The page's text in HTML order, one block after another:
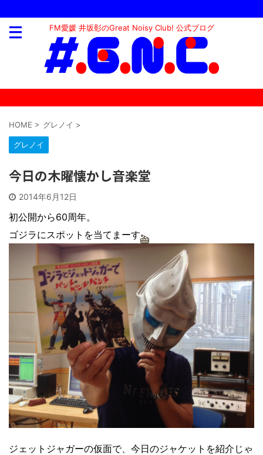
FM愛媛 井坂彰のGreat Noisy Club! 公式ブログ
HOME > グレノイ >
グレノイ
今日の木曜懐かし音楽堂
2014年6月12日
初公開から60周年。
ゴジラにスポットを当てまーす
ジェットジャガーの仮面で、今日のジャケットを紹介じゃ